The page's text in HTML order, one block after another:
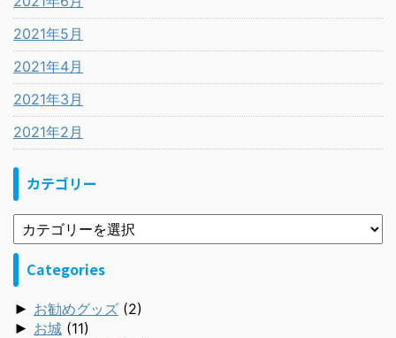
2021年5月
2021年4月
2021年3月
2021年2月
カテゴリー
Categories
► お勧めグッズ (2)
► お城 (11)